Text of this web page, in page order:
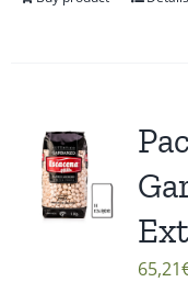
65,21